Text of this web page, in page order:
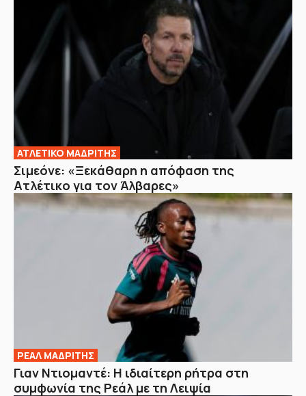
ΑΤΛΕΤΙΚΟ ΜΑΔΡΙΤΗΣ
Σιμεόνε: «Ξεκάθαρη η απόφαση της
Ατλέτικο για τον Άλβαρες»
ΡΕΑΛ ΜΑΔΡΙΤΗΣ
Γιαν Ντιομαντέ: Η ιδιαίτερη ρήτρα στη
συμφωνία της Ρεάλ με τη Λειψία